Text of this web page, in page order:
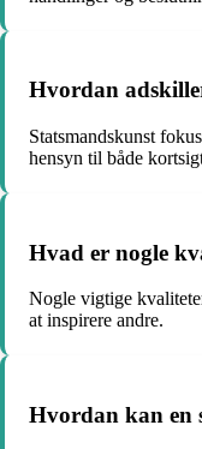
Hvordan
Statsmandskunst
hensyn til både
Hvad er nogle
Nogle vigtige
at inspirere andre.
Hvordan kan en